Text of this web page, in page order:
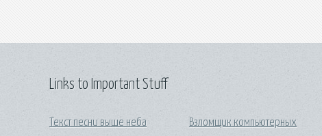
Links to Important Stuff
Текст песни выше неба
Взломщик компьютерных